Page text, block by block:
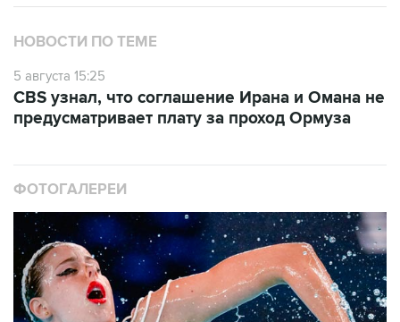
НОВОСТИ ПО ТЕМЕ
5 августа 15:25
CBS узнал, что соглашение Ирана и Омана не
предусматривает плату за проход Ормуза
ФОТОГАЛЕРЕИ